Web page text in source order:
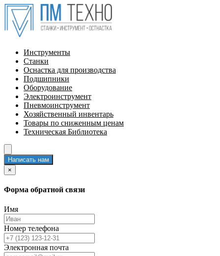
Инструменты
Станки
Оснастка для производства
Подшипники
Оборудование
Электроинструмент
Пневмоинструмент
Хозяйственный инвентарь
Товары по сниженным ценам
Техническая Библиотека
Написать нам
×
Форма обратной связи
Имя
Номер телефона
Электронная почта